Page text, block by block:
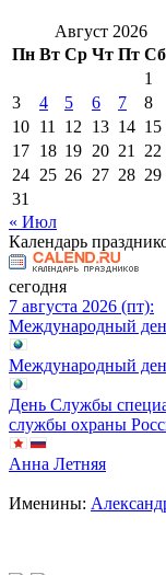
Август 2026
Пн Вт Ср Чт Пт Сб
1
3
4 5 6 7 8
10 11 12 13 14 15
17 18 19 20 21 22
24 25 26 27 28 29
31
« Июл
Календарь
сегодня
7 августа 2026 (пт):
Международный
Международный
День Службы
службы охраны
Анна Летняя
Именины: